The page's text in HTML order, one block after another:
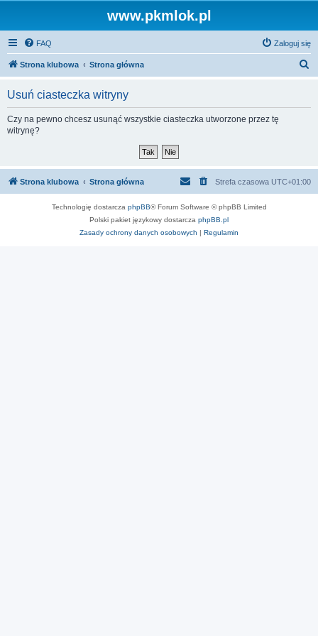
www.pkmlok.pl
FAQ Zaloguj się
Strona klubowa Strona główna
Usuń ciasteczka witryny
Czy na pewno chcesz usunąć wszystkie ciasteczka utworzone przez tę
witrynę?
Strona klubowa Strona główna Strefa czasowa UTC+01:00
Technologię dostarcza phpBB® Forum Software © phpBB Limited
Polski pakiet językowy dostarcza phpBB.pl
Zasady ochrony danych osobowych | Regulamin